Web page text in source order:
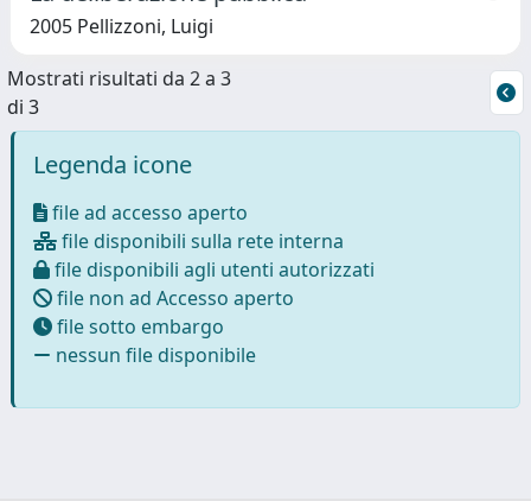
2005 Pellizzoni, Luigi
Mostrati risultati da 2 a 3
di 3
Legenda icone
file ad accesso aperto
file disponibili sulla rete interna
file disponibili agli utenti autorizzati
file non ad Accesso aperto
file sotto embargo
nessun file disponibile